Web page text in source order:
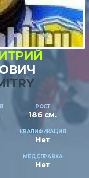
РОСТ
186 см.
КВАЛИФИКАЦИЯ
Нет
МЕДСПРАВКА
Нет